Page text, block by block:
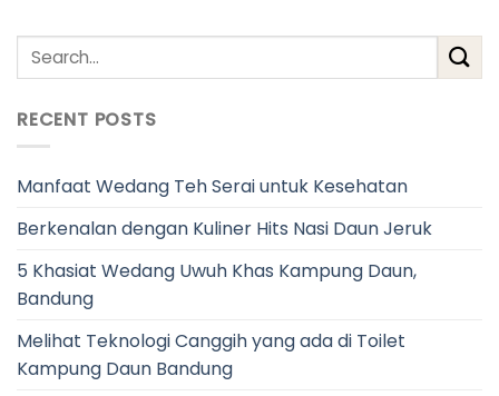
RECENT POSTS
Manfaat Wedang Teh Serai untuk Kesehatan
Berkenalan dengan Kuliner Hits Nasi Daun Jeruk
5 Khasiat Wedang Uwuh Khas Kampung Daun,
Bandung
Melihat Teknologi Canggih yang ada di Toilet
Kampung Daun Bandung